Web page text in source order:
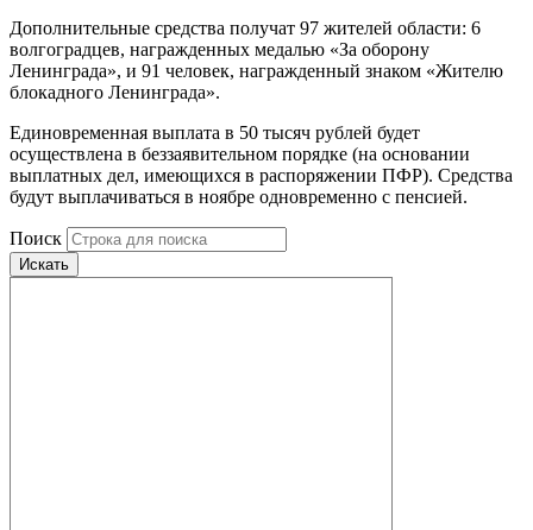
Дополнительные средства получат 97 жителей области: 6
волгоградцев, награжденных медалью «За оборону
Ленинграда», и 91 человек, награжденный знаком «Жителю
блокадного Ленинграда».
Единовременная выплата в 50 тысяч рублей будет
осуществлена в беззаявительном порядке (на основании
выплатных дел, имеющихся в распоряжении ПФР). Средства
будут выплачиваться в ноябре одновременно с пенсией.
Поиск
Искать